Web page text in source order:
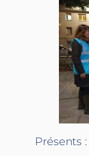
Présents